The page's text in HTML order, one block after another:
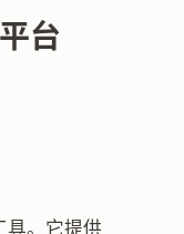
台
具。它提供